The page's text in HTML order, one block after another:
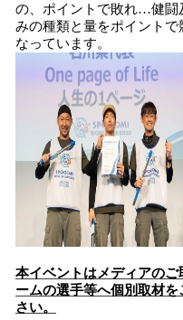
の、ポイントで敗れ…健闘
みの種類と量をポイント
なっています。
本イベントはメディアの
ームの選手等へ個別取材
さい。